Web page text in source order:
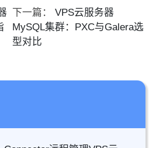
下一篇：
VPS云服务器
MySQL集群：PXC与Galera选
型对比